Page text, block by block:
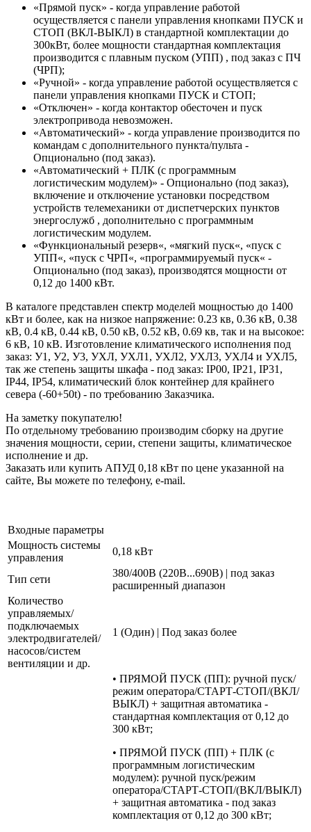
«Прямой пуск» - когда управление работой
осуществляется с панели управления кнопками ПУСК и
СТОП (ВКЛ-ВЫКЛ) в стандартной комплектации до
300кВт, более мощности стандартная комплектация
производится с плавным пуском (УПП) , под заказ с ПЧ
(ЧРП);
«Ручной» - когда управление работой осуществляется с
панели управления кнопками ПУСК и СТОП;
«Отключен» - когда контактор обесточен и пуск
электропривода невозможен.
«Автоматический» - когда управление производится по
командам с дополнительного пункта/пульта -
Опционально (под заказ).
«Автоматический + ПЛК (с программным
логистическим модулем)» - Опционально (под заказ),
включение и отключение установки посредством
устройств телемеханики от диспетчерских пунктов
энергослужб , дополнительно с программным
логистическим модулем.
«Функциональный резерв«, «мягкий пуск«, «пуск с
УПП«, «пуск с ЧРП«, «программируемый пуск« -
Опционально (под заказ), производятся мощности от
0,12 до 1400 кВт.
В каталоге представлен спектр моделей мощностью до 1400
кВт и более, как на низкое напряжение: 0.23 кв, 0.36 кВ, 0.38
кВ, 0.4 кВ, 0.44 кВ, 0.50 кВ, 0.52 кВ, 0.69 кв, так и на высокое:
6 кВ, 10 кВ. Изготовление климатического исполнения под
заказ: У1, У2, У3, УХЛ, УХЛ1, УХЛ2, УХЛ3, УХЛ4 и УХЛ5,
так же степень защиты шкафа - под заказ: IP00, IP21, IP31,
IP44, IP54, климатический блок контейнер для крайнего
севера (-60+50t) - по требованию Заказчика.
На заметку покупателю!
По отдельному требованию производим сборку на другие
значения мощности, серии, степени защиты, климатическое
исполнение и др.
Заказать или купить АПУД 0,18 кВт по цене указанной на
сайте, Вы можете по телефону, e-mail.
Входные параметры
Мощность системы
управления
0,18 кВт
Тип сети
380/400В (220В...690В) | под заказ
расширенный диапазон
Количество
управляемых/
подключаемых
электродвигателей/
насосов/систем
вентиляции и др.
1 (Один) | Под заказ более
• ПРЯМОЙ ПУСК (ПП): ручной пуск/
режим оператора/СТАРТ-СТОП/(ВКЛ/
ВЫКЛ) + защитная автоматика -
стандартная комплектация от 0,12 до
300 кВт;
• ПРЯМОЙ ПУСК (ПП) + ПЛК (с
программным логистическим
модулем): ручной пуск/режим
оператора/СТАРТ-СТОП/(ВКЛ/ВЫКЛ)
+ защитная автоматика - под заказ
комплектация от 0,12 до 300 кВт;